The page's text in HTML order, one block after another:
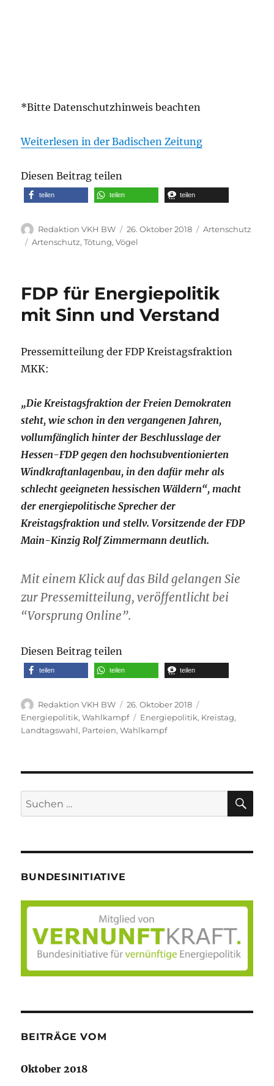
*Bitte Datenschutzhinweis beachten
Weiterlesen in der Badischen Zeitung
Diesen Beitrag teilen
teilen teilen teilen
Autor
Redaktion VKH BW
Veröffentlicht
am
26. Oktober 2018 Kategorien
Artenschutz
Schlagwörter
Artenschutz,Tötung,Vögel
FDP für Energiepolitik
mit Sinn und Verstand
Pressemitteilung der FDP Kreistagsfraktion
MKK:
„Die Kreistagsfraktion der Freien Demokraten
steht, wie schon in den vergangenen Jahren,
vollumfänglich hinter der Beschlusslage der
Hessen-FDP gegen den hochsubventionierten
Windkraftanlagenbau, in den dafür mehr als
schlecht geeigneten hessischen Wäldern“, macht
der energiepolitische Sprecher der
Kreistagsfraktion und stellv. Vorsitzende der FDP
Main-Kinzig Rolf Zimmermann deutlich.
Mit einem Klick auf das Bild gelangen Sie
zur Pressemitteilung, veröffentlicht bei
“Vorsprung Online”.
Diesen Beitrag teilen
teilen teilen teilen
Autor
Redaktion VKH BW
Veröffentlicht
am
26. Oktober 2018
Energiepolitik,Wahlkampf Schlagwörter
Energiepolitik, Kreistag,
Landtagswahl, Parteien,Wahlkampf
Suche
nach:
BUNDESINITIATIVE
BEITRÄGE VOM
Oktober 2018